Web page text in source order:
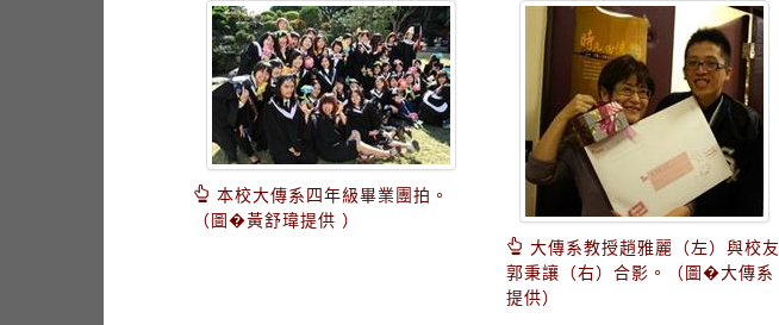
本校大傳系四年級畢業團拍。
（圖�黃舒瑋提供 ）
大傳系教授趙雅麗（左）與校友
郭秉讓（右）合影。（圖�大傳系
提供）